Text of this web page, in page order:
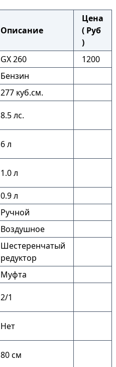
Описание
Цена
( Руб
)
GX 260
1200
Бензин
277 куб.см.
8.5 лс.
6 л
1.0 л
0.9 л
Ручной
Воздушное
Шестеренчатый
редуктор
Муфта
2/1
Нет
80 см